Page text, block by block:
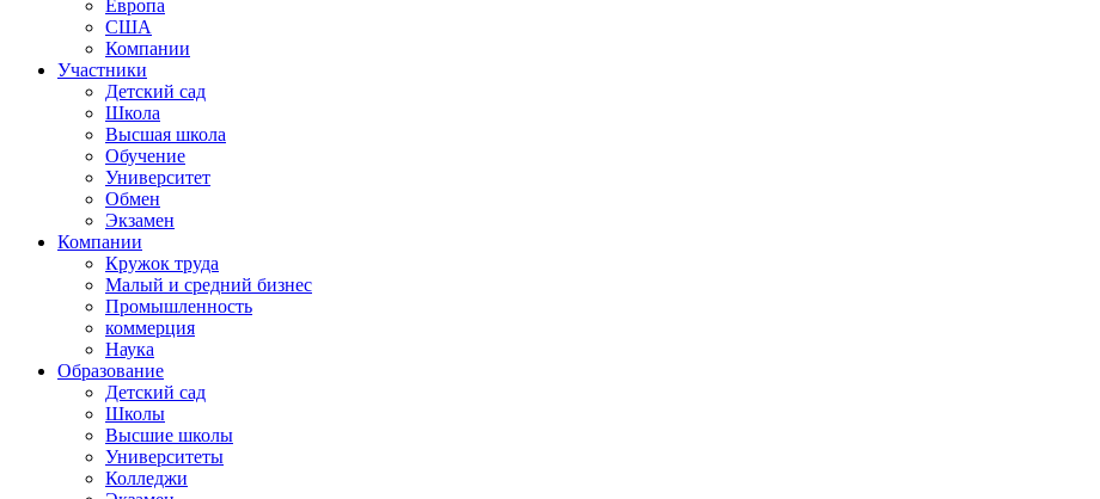
Европа
США
Компании
Участники
Детский сад
Школа
Высшая школа
Обучение
Университет
Обмен
Экзамен
Компании
Кружок труда
Малый и средний бизнес
Промышленность
коммерция
Наука
Образование
Детский сад
Школы
Высшие школы
Университеты
Колледжи